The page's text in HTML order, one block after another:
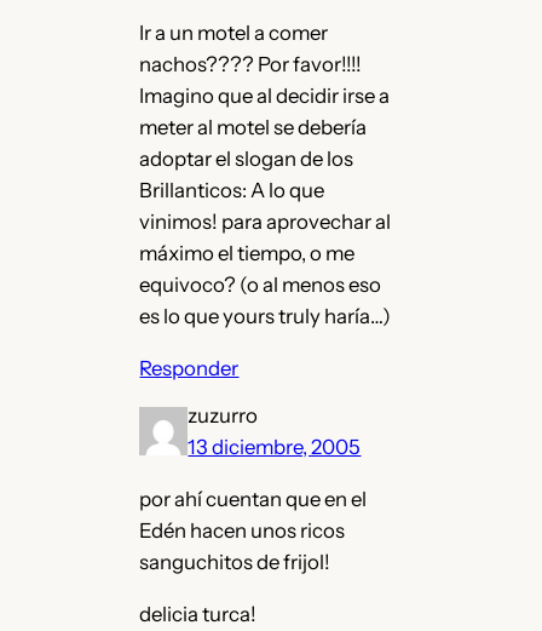
Ir a un motel a comer
nachos???? Por favor!!!!
Imagino que al decidir irse a
meter al motel se debería
adoptar el slogan de los
Brillanticos: A lo que
vinimos! para aprovechar al
máximo el tiempo, o me
equivoco? (o al menos eso
es lo que yours truly haría…)
Responder
zuzurro
13 diciembre, 2005
por ahí cuentan que en el
Edén hacen unos ricos
sanguchitos de frijol!
delicia turca!